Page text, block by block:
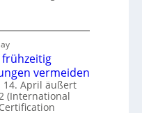
vermeiden
14. April äußert
(International